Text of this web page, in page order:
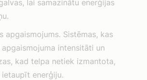
lai samazinātu enerģijas
apgaismojums. Sistēmas, kas
apgaismojuma intensitāti un
kad telpa netiek izmantota,
enerģiju.